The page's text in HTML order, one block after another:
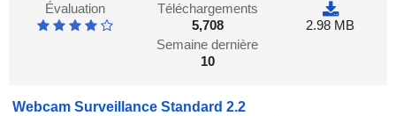
Évaluation
Téléchargements
5,708
Semaine dernière
10
2.98 MB
Webcam Surveillance Standard 2.2